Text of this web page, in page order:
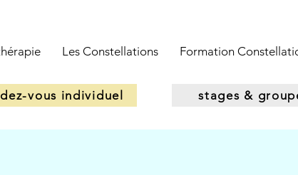
Les Constellations Formation
vous individuel stages &